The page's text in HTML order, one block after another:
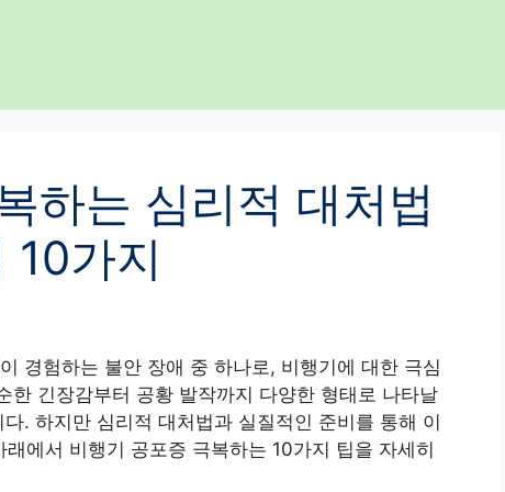
하는 심리적 대처법
10가지
경험하는 불안 장애 중 하나로, 비행기에 대한 극심
한 긴장감부터 공황 발작까지 다양한 형태로 나타날
. 하지만 심리적 대처법과 실질적인 준비를 통해 이
에서 비행기 공포증 극복하는 10가지 팁을 자세히